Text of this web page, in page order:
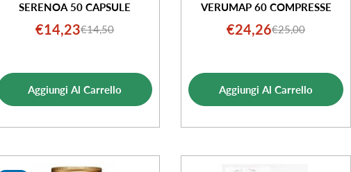
SERENOA 50 CAPSULE
Prezzo
vendita
€14,23Prezzo
€14,50
Aggiungi Al Carrello
VERUMAP 60 COMPRESSE
Prezzo
vendita
€24,26Prezzo
€25,00
Aggiungi Al Carrello